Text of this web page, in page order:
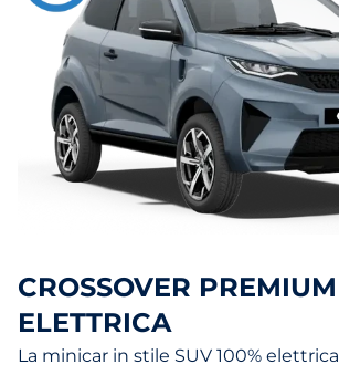
CROSSOVER PREMIUM
ELETTRICA
La minicar in stile SUV 100% elettrica